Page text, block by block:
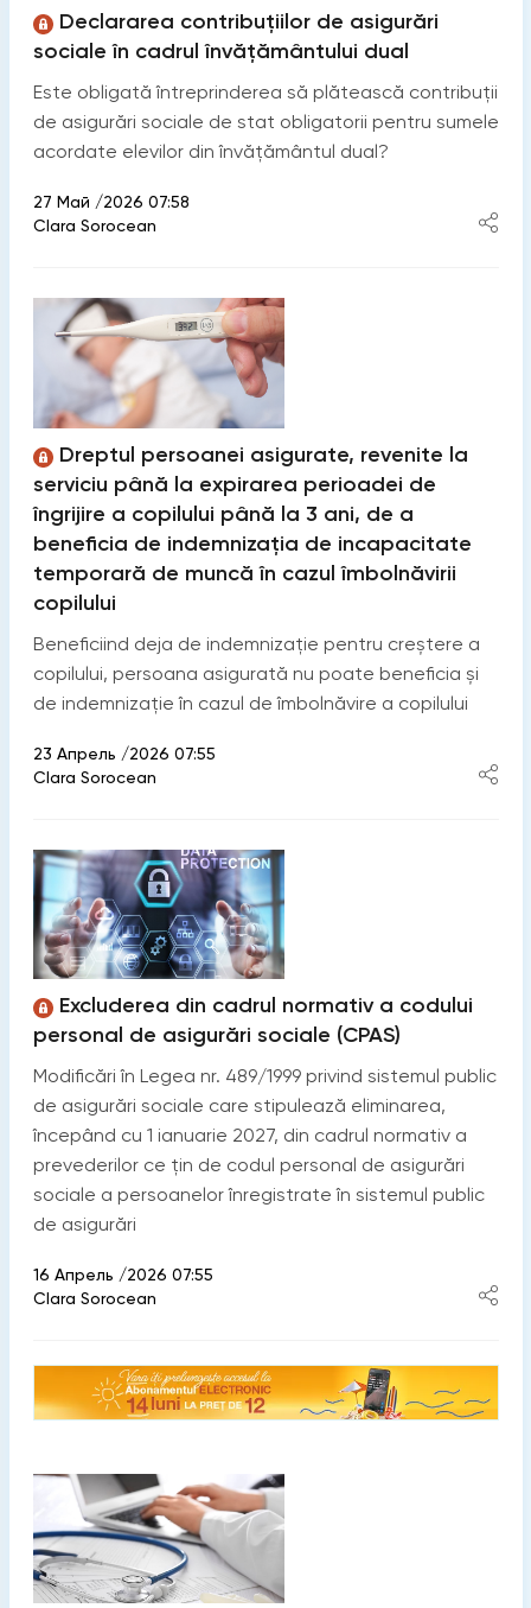
Declararea contribuțiilor de asigurări
sociale în cadrul învățământului dual
Este obligată întreprinderea să plătească contribuții
de asigurări sociale de stat obligatorii pentru sumele
acordate elevilor din învățământul dual?
27 Май /2026 07:58
Clara Sorocean
Dreptul persoanei asigurate, revenite la
serviciu până la expirarea perioadei de
îngrijire a copilului până la 3 ani, de a
beneficia de indemnizația de incapacitate
temporară de muncă în cazul îmbolnăvirii
copilului
Beneficiind deja de indemnizație pentru creștere a
copilului, persoana asigurată nu poate beneficia și
de indemnizație în cazul de îmbolnăvire a copilului
23 Апрель /2026 07:55
Clara Sorocean
Excluderea din cadrul normativ a codului
personal de asigurări sociale (CPAS)
Modificări în Legea nr. 489/1999 privind sistemul public
de asigurări sociale care stipulează eliminarea,
începând cu 1 ianuarie 2027, din cadrul normativ a
prevederilor ce țin de codul personal de asigurări
sociale a persoanelor înregistrate în sistemul public
de asigurări
16 Апрель /2026 07:55
Clara Sorocean